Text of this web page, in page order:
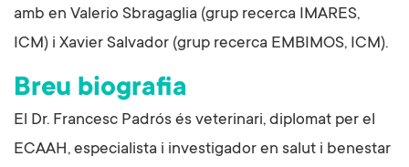
amb en Valerio Sbragaglia (grup recerca IMARES,
ICM) i Xavier Salvador (grup recerca EMBIMOS, ICM).
Breu biografia
El Dr. Francesc Padrós és veterinari, diplomat per el
ECAAH, especialista i investigador en salut i benestar